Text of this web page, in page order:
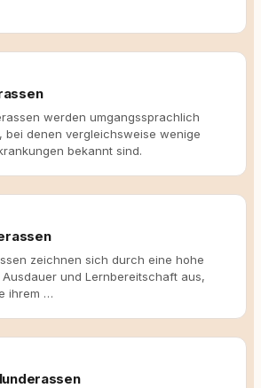
werden umgangssprachlich
bei denen vergleichsweise wenige
bekannt sind.
zeichnen sich durch eine hohe
und Lernbereitschaft aus,
ihrem …